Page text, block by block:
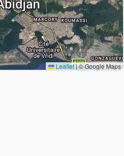
Leaflet|© Google Maps